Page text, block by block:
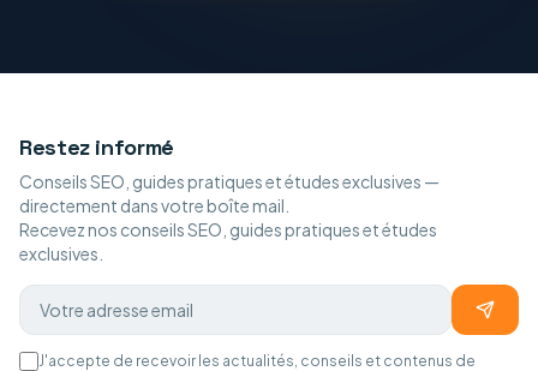
Restez informé
Conseils SEO, guides pratiques et études exclusives —
directement dans votre boîte mail.
Recevez nos conseils SEO, guides pratiques et études
exclusives.
J'accepte de recevoir les actualités, conseils et contenus de